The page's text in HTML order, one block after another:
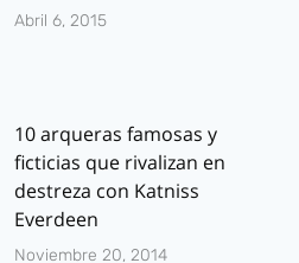
Abril 6, 2015
10 arqueras famosas y
ficticias que rivalizan en
destreza con Katniss
Everdeen
Noviembre 20, 2014